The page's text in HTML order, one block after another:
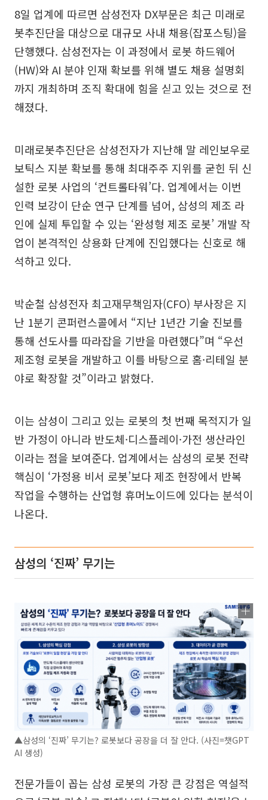
8일 업계에 따르면 삼성전자 DX부문은 최근 미래로
봇추진단을 대상으로 대규모 사내 채용(잡포스팅)을
단행했다. 삼성전자는 이 과정에서 로봇 하드웨어
(HW)와 AI 분야 인재 확보를 위해 별도 채용 설명회
까지 개최하며 조직 확대에 힘을 싣고 있는 것으로 전
해졌다.
미래로봇추진단은 삼성전자가 지난해 말 레인보우로
보틱스 지분 확보를 통해 최대주주 지위를 굳힌 뒤 신
설한 로봇 사업의 ‘컨트롤타워’다. 업계에서는 이번
인력 보강이 단순 연구 단계를 넘어, 삼성의 제조 라
인에 실제 투입할 수 있는 ‘완성형 제조 로봇’ 개발 작
업이 본격적인 상용화 단계에 진입했다는 신호로 해
석하고 있다.
박순철 삼성전자 최고재무책임자(CFO) 부사장은 지
난 1분기 콘퍼런스콜에서 “지난 1년간 기술 진보를
통해 선도사를 따라잡을 기반을 마련했다”며 “우선
제조형 로봇을 개발하고 이를 바탕으로 홈·리테일 분
야로 확장할 것”이라고 밝혔다.
이는 삼성이 그리고 있는 로봇의 첫 번째 목적지가 일
반 가정이 아니라 반도체·디스플레이·가전 생산라인
이라는 점을 보여준다. 업계에서는 삼성의 로봇 전략
핵심이 ‘가정용 비서 로봇’보다 제조 현장에서 반복
작업을 수행하는 산업형 휴머노이드에 있다는 분석이
나온다.
삼성의 ‘진짜’ 무기는
▲삼성의 ‘진짜’ 무기는? 로봇보다 공장을 더 잘 안다. (사진=챗GPT
AI 생성)
전문가들이 꼽는 삼성 로봇의 가장 큰 강점은 역설적